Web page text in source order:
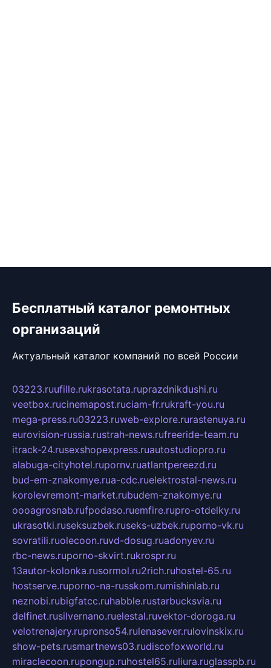
Бесплатный каталог ремонтных
организаций
Актуальный каталог компаний по всей России
03223.ruufille.rukrasotata.ruprazdnikdushi.ru
veetbox.rucinemapost.ruciam-fr.rukraft-you.ru
mega-press.ru03223.ruweb-explore.rurastenuya.ru
eurovision-russia.rustrah-news.rufreeride-team.ru
itrack-24.rusexshopexpress.ruautostudiopro.ru
alabuga-cityhotel.rupornv.ruatlantpereezd.ru
bud-em-znakomye.rua-cdc.ruelektrostal-news.ru
korolevremont-market.rubudem-znakomye.ru
oooagrosnab.rufpodaso.ruemfire.rupro-otdelky.ru
ukrasotki.ruseksuzbek.ruseks-uzbek.ruporno-vk.ru
sovratili.ruolecoon.ruvd-dosug.ruadonyev.ru
rbc-news.ruporno-skvirt.rukrospr.ru
13autor-kolonka.rusormol.ru2rich.ruhostel-65.ru
hostserve.ruporno-na-russkom.rumishinlab.ru
neznobi.rubigfatcc.ruhabble.rustarbucksvia.ru
delfinet.rusilvernano.ruelestal.ruvektor-doroga.ru
velotrenajery.rupronso54.rulenasever.rulovinskix.ru
show-pets.rusmartnews03.rudiscofoxworld.ru
miraclecoon.rupongup.ruhostel65.ruliura.ruglasspb.ru